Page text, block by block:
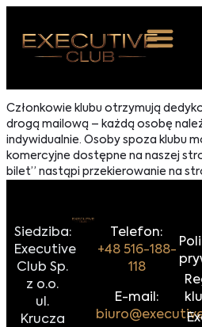
NAS
DO NAS
Członkowie klubu otrzymują
drogą mailową – każdą osobę
indywidualnie. Osoby spoza klubu
komercyjne dostępne na naszej
bilet” nastąpi przekierowanie na
Siedziba:
Executive
Club Sp.
z o.o.
ul.
Krucza
Telefon:
+48 516-188-
118
E-mail: